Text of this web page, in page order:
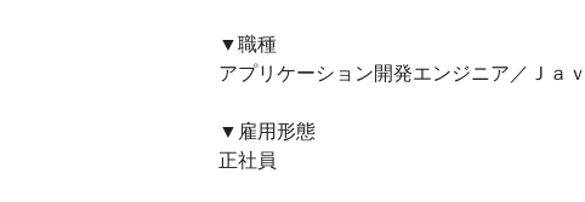
▼職種
アプリケーション開発エンジニア／Ｊａ
▼雇用形態
正社員